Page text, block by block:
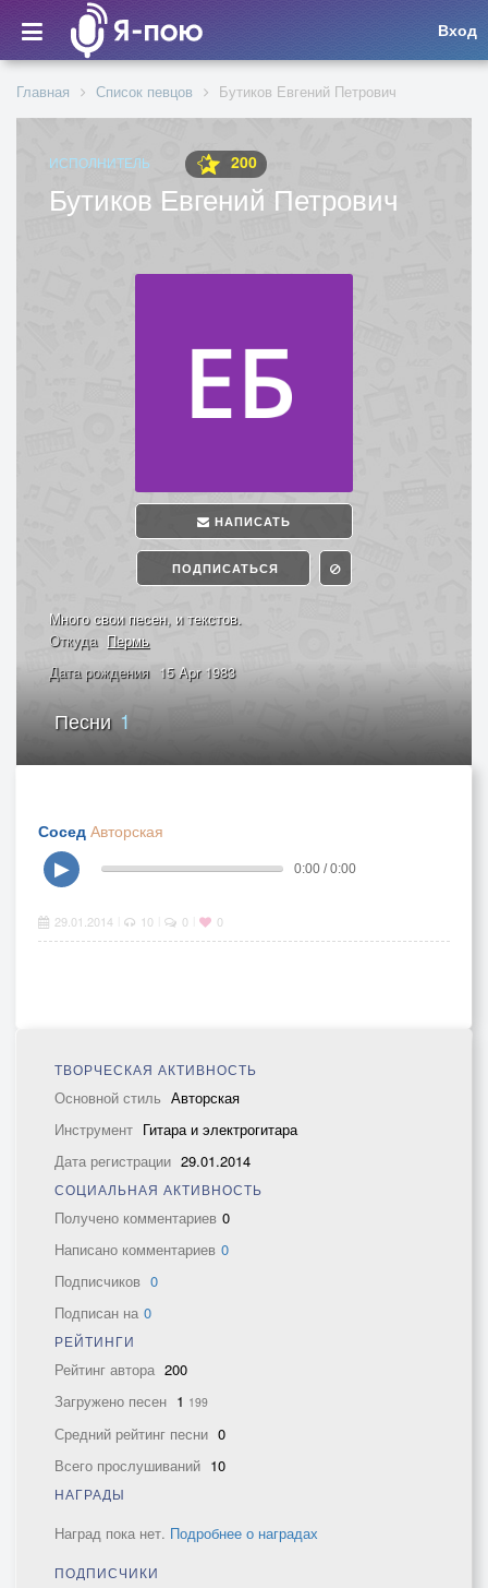
Вход
Главная Список певцов Бутиков Евгений Петрович
ИСПОЛНИТЕЛЬ 200
Бутиков Евгений Петрович
НАПИСАТЬ
ПОДПИСАТЬСЯ
Много свои песен, и текстов.
Откуда Пермь
Дата рождения 15 Apr 1983
Песни 1
Сосед Авторская
▶
0:00 / 0:00
29.01.2014 10 0 0
ТВОРЧЕСКАЯ АКТИВНОСТЬ
Основной стиль Авторская
Инструмент Гитара и электрогитара
Дата регистрации 29.01.2014
СОЦИАЛЬНАЯ АКТИВНОСТЬ
Получено комментариев 0
Написано комментариев 0
Подписчиков 0
Подписан на 0
РЕЙТИНГИ
Рейтинг автора 200
Загружено песен 1 199
Средний рейтинг песни 0
Всего прослушиваний 10
НАГРАДЫ
Наград пока нет. Подробнее о наградах
ПОДПИСЧИКИ